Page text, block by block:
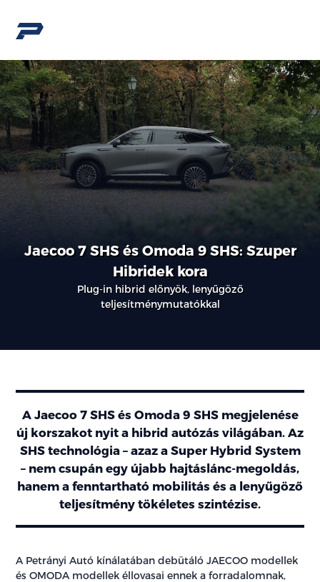
Jaecoo 7 SHS és Omoda 9 SHS: Szuper
Hibridek kora
Plug-in hibrid előnyök, lenyűgöző
teljesítménymutatókkal
A Jaecoo 7 SHS és Omoda 9 SHS megjelenése
új korszakot nyit a hibrid autózás világában. Az
SHS technológia – azaz a Super Hybrid System
– nem csupán egy újabb hajtáslánc-megoldás,
hanem a fenntartható mobilitás és a lenyűgöző
teljesítmény tökéletes szintézise.
A Petrányi Autó kínálatában debütáló JAECOO modellek
és OMODA modellek éllovasai ennek a forradalomnak,